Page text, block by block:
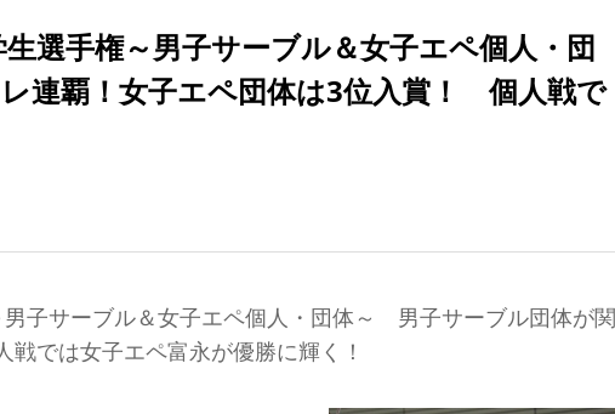
選手権～男子サーブル＆女子エペ個人・団
連覇！女子エペ団体は3位入賞！ 個人戦で
男子サーブル＆女子エペ個人・団体～ 男子サーブル団体が関
では女子エペ富永が優勝に輝く！